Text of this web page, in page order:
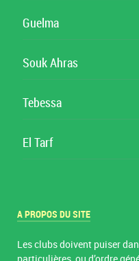
Guelma
Souk Ahras
Tebessa
El Tarf
A PROPOS DU SITE
Les clubs doivent puiser